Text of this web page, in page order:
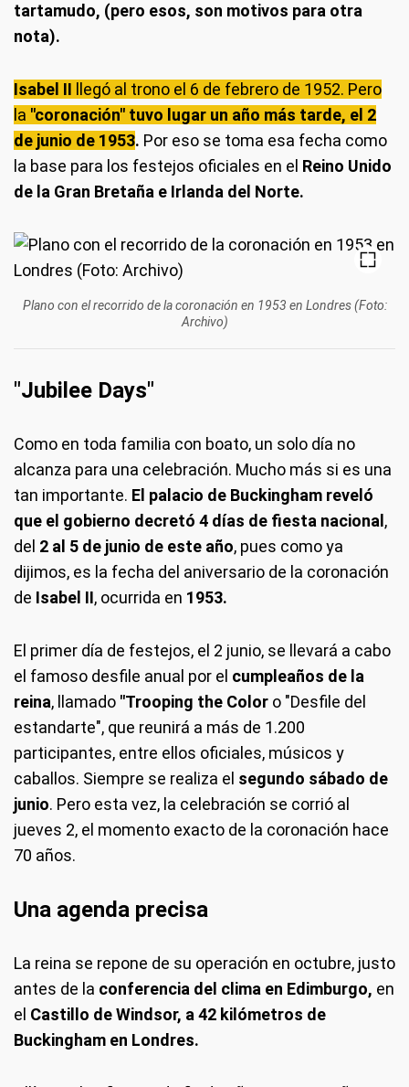
tartamudo, (pero esos, son motivos para otra
nota).
Isabel II
llegó al trono el 6 de febrero de 1952. Pero
la "coronación" tuvo lugar un año más tarde, el 2
de junio de 1953. Por eso se toma esa fecha como
la base para los festejos oficiales en el Reino Unido
de la Gran Bretaña e Irlanda del Norte.
Plano con el recorrido de la coronación en 1953 en Londres (Foto:
Archivo)
"Jubilee Days"
Como en toda familia con boato, un solo día no
alcanza para una celebración. Mucho más si es una
tan importante. El palacio de Buckingham reveló
que el gobierno decretó 4 días de fiesta nacional ,
del 2 al 5 de junio de este año, pues como ya
dijimos, es la fecha del aniversario de la coronación
de Isabel II, ocurrida en 1953.
El primer día de festejos, el 2 junio, se llevará a cabo
el famoso desfile anual por el cumpleaños de la
reina, llamado "Trooping the Color o "Desfile del
estandarte", que reunirá a más de 1.200
participantes, entre ellos oficiales, músicos y
caballos. Siempre se realiza el segundo sábado de
junio. Pero esta vez, la celebración se corrió al
jueves 2, el momento exacto de la coronación hace
70 años.
Una agenda precisa
La reina se repone de su operación en octubre, justo
antes de la conferencia del clima en Edimburgo, en
el Castillo de Windsor, a 42 kilómetros de
Buckingham en Londres.